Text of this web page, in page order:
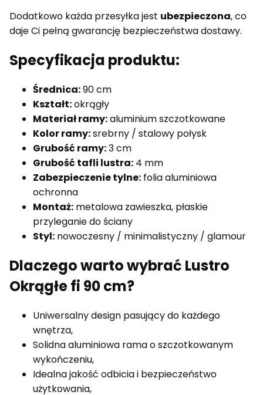
Dodatkowo każda przesyłka jest ubezpieczona, co
daje Ci pełną gwarancję bezpieczeństwa dostawy.
Specyfikacja produktu:
Średnica:90 cm
Kształt:okrągły
Materiał ramy:aluminium szczotkowane
Kolor ramy:srebrny / stalowy połysk
Grubość ramy:3 cm
Grubość tafli lustra: 4 mm
Zabezpieczenie tylne: folia aluminiowa
ochronna
Montaż: metalowa zawieszka, płaskie
przyleganie do ściany
Styl: nowoczesny / minimalistyczny / glamour
Dlaczego warto wybrać Lustro
Okrągłe fi 90 cm?
Uniwersalny design pasujący do każdego
wnętrza,
Solidna aluminiowa rama o szczotkowanym
wykończeniu,
Idealna jakość odbicia i bezpieczeństwo
użytkowania,